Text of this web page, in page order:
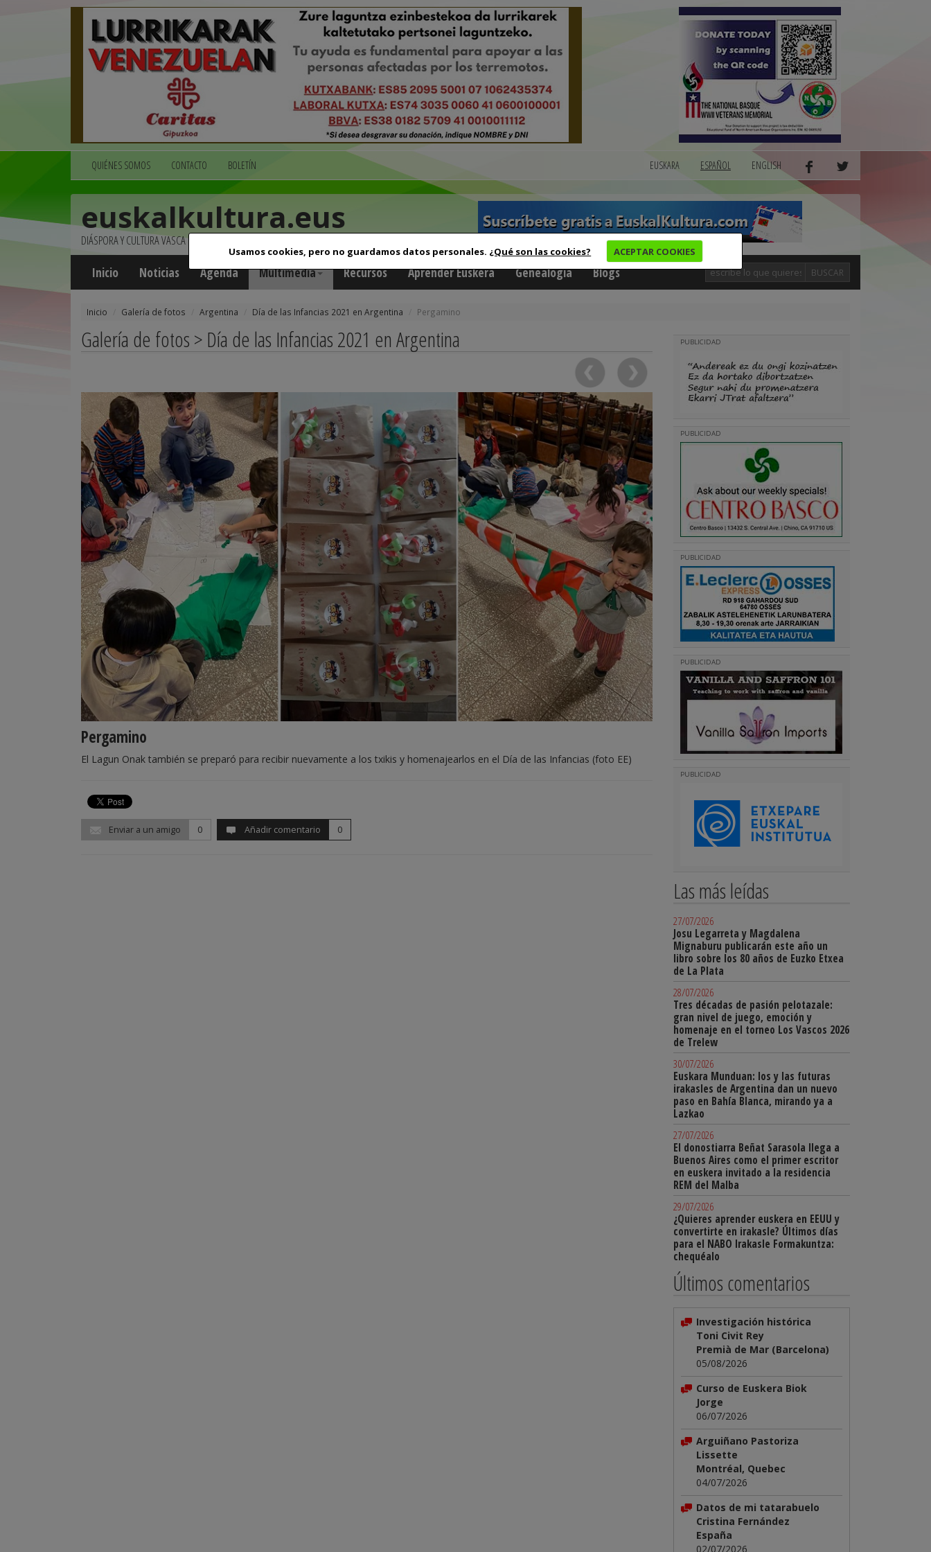
Usamos cookies, pero no guardamos datos personales. ¿Qué son las cookies? ACEPTAR COOKIES
QUIÉNES SOMOS CONTACTO BOLETÍN EUSKARA ESPAÑOL ENGLISH
euskalkultura.eus
DIÁSPORA Y CULTURA VASCA
Inicio Noticias Agenda Multimedia Recursos Aprender Euskera Genealogía Blogs BUSCAR
Inicio Galería de fotos Argentina Día de las Infancias 2021 en Argentina Pergamino
Galería de fotos > Día de las Infancias 2021 en Argentina
Pergamino
El Lagun Onak también se preparó para recibir nuevamente a los txikis y homenajearlos en el Día de las Infancias (foto EE)
Enviar a un amigo 0 Añadir comentario 0
PUBLICIDAD
PUBLICIDAD
PUBLICIDAD
PUBLICIDAD
PUBLICIDAD
Las más leídas
27/07/2026
Josu Legarreta y Magdalena
Mignaburu publicarán este año un
libro sobre los 80 años de Euzko Etxea
de La Plata
28/07/2026
Tres décadas de pasión pelotazale:
gran nivel de juego, emoción y
homenaje en el torneo Los Vascos 2026
de Trelew
30/07/2026
Euskara Munduan: los y las futuras
irakasles de Argentina dan un nuevo
paso en Bahía Blanca, mirando ya a
Lazkao
27/07/2026
El donostiarra Beñat Sarasola llega a
Buenos Aires como el primer escritor
en euskera invitado a la residencia
REM del Malba
29/07/2026
¿Quieres aprender euskera en EEUU y
convertirte en irakasle? Últimos días
para el NABO Irakasle Formakuntza:
chequéalo
Últimos comentarios
Investigación histórica
Toni Civit Rey
Premià de Mar (Barcelona)
05/08/2026
Curso de Euskera Biok
Jorge
06/07/2026
Arguiñano Pastoriza
Lissette
Montréal, Quebec
04/07/2026
Datos de mi tatarabuelo
Cristina Fernández
España
02/07/2026